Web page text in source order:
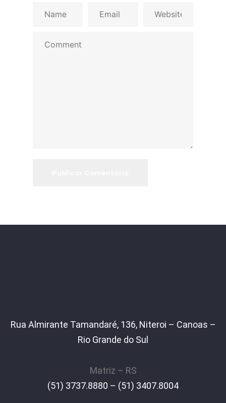
Rua Almirante Tamandaré, 136, Niteroi – Canoas –
Rio Grande do Sul
Matriz – RS
(51) 3737.8880 – (51) 3407.8004